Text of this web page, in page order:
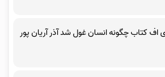
اف کتاب چگونه انسان غول شد آذر آریان پور